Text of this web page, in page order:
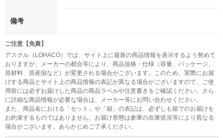
備考
ご注意【免責】
アスクル（LOHACO）では、サイト上に最新の商品情報を表示するよう努めて
おりますが、メーカーの都合等により、商品規格・仕様（容量、パッケージ、
原材料、原産国など）が変更される場合がございます。このため、実際にお届
けする商品とサイト上の商品情報の表記が異なる場合がございますので、ご使
用前には必ずお届けした商品の商品ラベルや注意書きをご確認ください。さら
に詳細な商品情報が必要な場合は、メーカー等にお問い合わせください。
また、商品名における「セット」や「箱」の表記は、必ずしも箱でのお届けを
お約束するものではありません。お届け形態は倉庫の在庫状況等により異なる
場合がございます。あらかじめご了承ください。